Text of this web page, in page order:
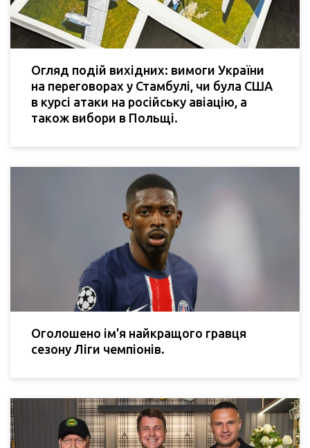
Огляд подій вихідних: вимоги України
на переговорах у Стамбулі, чи була США
в курсі атаки на російську авіацію, а
також вибори в Польщі.
Оголошено ім'я найкращого гравця
сезону Ліги чемпіонів.